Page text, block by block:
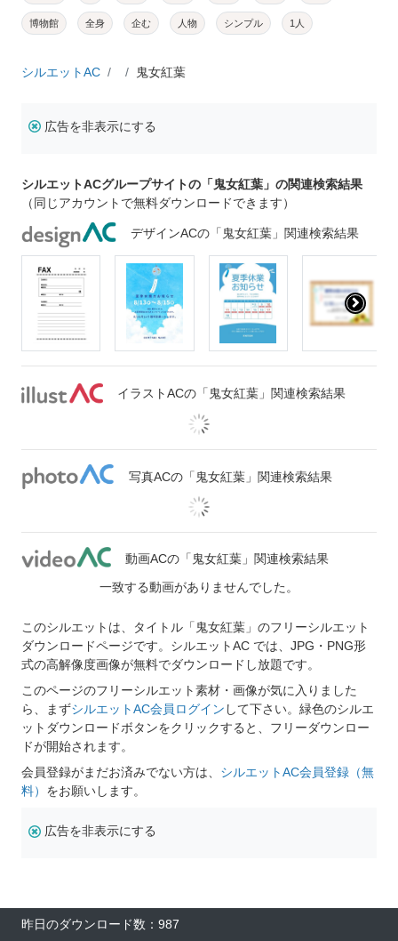
博物館 全身 企む 人物 シンプル 1人
シルエットAC 鬼女紅葉
広告を非表示にする
シルエットACグループサイトの「鬼女紅葉」の関連検索結果
（同じアカウントで無料ダウンロードできます）
デザインACの「鬼女紅葉」関連検索結果
イラストACの「鬼女紅葉」関連検索結果
写真ACの「鬼女紅葉」関連検索結果
動画ACの「鬼女紅葉」関連検索結果
一致する動画がありませんでした。
このシルエットは、タイトル「鬼女紅葉」のフリーシルエット
ダウンロードページです。シルエットAC では、JPG・PNG形
式の高解像度画像が無料でダウンロードし放題です。
このページのフリーシルエット素材・画像が気に入りました
ら、まずシルエットAC会員ログイン して下さい。緑色のシルエ
ットダウンロードボタンをクリックすると、フリーダウンロー
ドが開始されます。
会員登録がまだお済みでない方は、 シルエットAC会員登録（無
料） をお願いします。
広告を非表示にする
昨日のダウンロード数：987